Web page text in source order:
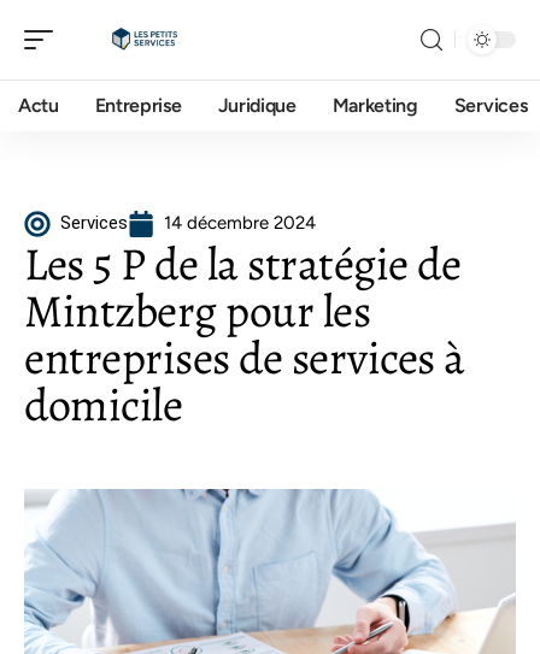
Actu Entreprise Juridique Marketing Services
Services 14 décembre 2024
Les 5 P de la stratégie de
Mintzberg pour les
entreprises de services à
domicile